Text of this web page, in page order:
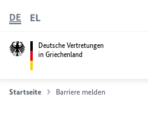
Deutsche Vertretungen
in Griechenland
DE EL
Startseite Barriere melden